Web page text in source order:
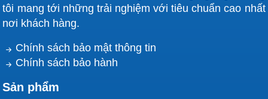
tôi mang tới những trải nghiệm với tiêu chuẩn cao nhất
nơi khách hàng.
Chính sách bảo mật thông tin
Chính sách bảo hành
Sản phẩm